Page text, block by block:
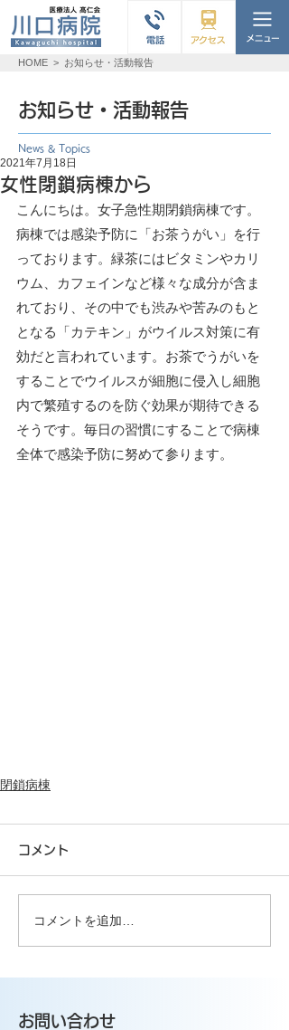
HOME > お知らせ・活動報告
お知らせ・活動報告
News & Topics
女性閉鎖病棟から
2021年7月18日
こんにちは。女子急性期閉鎖病棟です。
病棟では感染予防に「お茶うがい」を行
っております。緑茶にはビタミンやカリ
ウム、カフェインなど様々な成分が含ま
れており、その中でも渋みや苦みのもと
となる「カテキン」がウイルス対策に有
効だと言われています。お茶でうがいを
することでウイルスが細胞に侵入し細胞
内で繁殖するのを防ぐ効果が期待できる
そうです。毎日の習慣にすることで病棟
全体で感染予防に努めて参ります。
閉鎖病棟
コメント
コメントを追加…
お問い合わせ